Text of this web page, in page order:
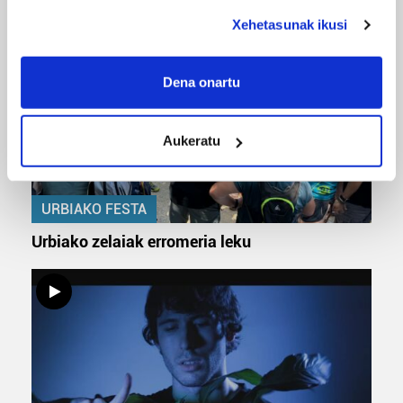
If you allow, we would also like to:
Collect information about your geographical
Identify your device by actively scanning it for
specific characteristics (fingerprinting)
Find out more about how your personal data is processed
and set your preferences in thedetails section.
teknologia erabiliz, cookieak adibidez, iragarki eta eduki
pertsonalizatuak eskaintzeko, iragarkiak eta edukia
neurtzeko, jendeari buruzko informazioa biltzeko eta
produktuak garatzeko. Zure datuak nork eta zertarako
erabiltzen dituen hauta dezakezu.
Xehetasunak ikusi
Dena onartu
Aukeratu
URBIAKO FESTA
Urbiako zelaiak erromeria leku